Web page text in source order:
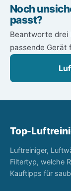
Noch
passt?
Beantworte drei
passende Gerät
Top-
Luftreiniger,
Filtertyp, welche
Kauftipps für